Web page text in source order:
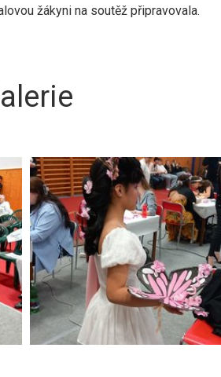
žákyni na soutěž připravovala.